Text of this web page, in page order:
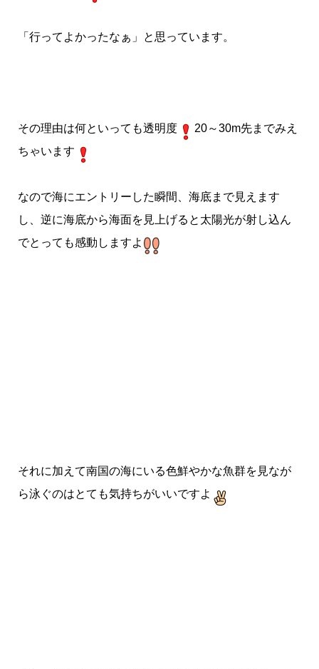
「行ってよかったなぁ」と思っています。
その理由は何といっても透明度
20～30m先までみえ
ちゃいます
なので海にエントリーした瞬間、海底まで見えます
し、逆に海底から海面を見上げると太陽光が射し込ん
でとっても感動しますよ
それに加えて南国の海にいる色鮮やかな魚群を見なが
ら泳ぐのはとても気持ちがいいですよ